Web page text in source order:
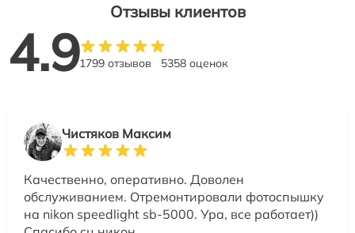
Отзывы клиентов
4.91799 отзывов 5358 оценок
Чистяков Максим
Качественно, оперативно. Доволен
обслуживанием. Отремонтировали фотоспышку
на nikon speedlight sb-5000. Ура, все работает))